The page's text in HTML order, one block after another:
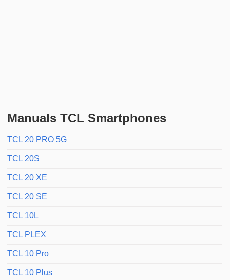
Manuals TCL Smartphones
TCL 20 PRO 5G
TCL 20S
TCL 20 XE
TCL 20 SE
TCL 10L
TCL PLEX
TCL 10 Pro
TCL 10 Plus